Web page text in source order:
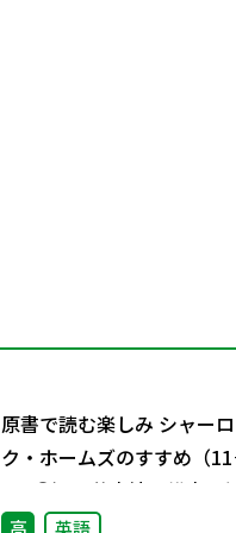
原書で読む楽しみ シャー
ク・ホームズのすすめ（11
136③）―英文法と構文理解
材としての活用―